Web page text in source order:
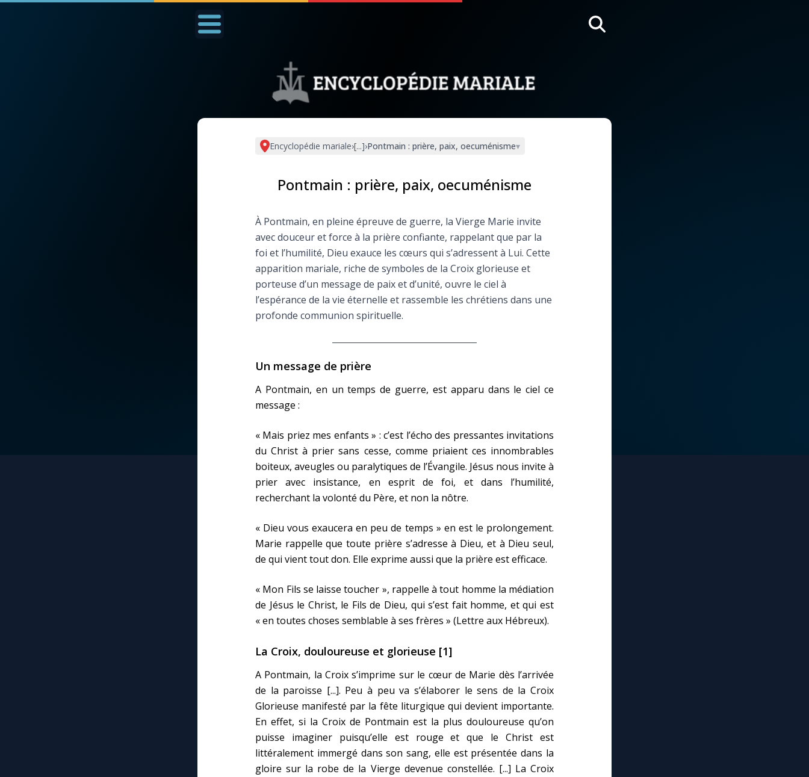
Nous soutenir À propos Facebook Infos légales
Prier au quotidien
Les premiers samedis
Marie qui défait les
Mes intentions de
Une Minute avec Marie
◼︎À la une
Contact
Faire un don
Marie de Nazareth
Encyclopédie mariale›[...]›Pontmain : prière, paix, oecuménisme▾
Pontmain : prière, paix, oecuménisme
À Pontmain, en pleine épreuve de guerre, la Vierge Marie invite
avec douceur et force à la prière confiante, rappelant que par la
foi et l’humilité, Dieu exauce les cœurs qui s’adressent à Lui. Cette
apparition mariale, riche de symboles de la Croix glorieuse et
porteuse d’un message de paix et d’unité, ouvre le ciel à
l’espérance de la vie éternelle et rassemble les chrétiens dans une
profonde communion spirituelle.
Un message de prière
A Pontmain, en un temps de guerre, est apparu dans le ciel ce
message :
« Mais priez mes enfants » : c’est l’écho des pressantes invitations
du Christ à prier sans cesse, comme priaient ces innombrables
boiteux, aveugles ou paralytiques de l’Évangile. Jésus nous invite à
prier avec insistance, en esprit de foi, et dans l’humilité,
recherchant la volonté du Père, et non la nôtre.
« Dieu vous exaucera en peu de temps » en est le prolongement.
Marie rappelle que toute prière s’adresse à Dieu, et à Dieu seul,
de qui vient tout don. Elle exprime aussi que la prière est efficace.
« Mon Fils se laisse toucher », rappelle à tout homme la médiation
de Jésus le Christ, le Fils de Dieu, qui s’est fait homme, et qui est
« en toutes choses semblable à ses frères » (Lettre aux Hébreux).
La Croix, douloureuse et glorieuse [1]
A Pontmain, la Croix s’imprime sur le cœur de Marie dès l’arrivée
de la paroisse [...]. Peu à peu va s’élaborer le sens de la Croix
Glorieuse manifesté par la fête liturgique qui devient importante.
En effet, si la Croix de Pontmain est la plus douloureuse qu’on
puisse imaginer puisqu’elle est rouge et que le Christ est
littéralement immergé dans son sang, elle est présentée dans la
gloire sur la robe de la Vierge devenue constellée. [...] La Croix